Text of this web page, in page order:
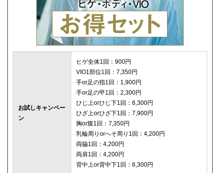
お試しキャンペー
ン
ヒゲ全体1回：900円
VIO1部位1回：7,350円
手or足の指1回：1,900円
手or足の甲1回：2,300円
ひじ上orひじ下1回：6,300円
ひざ上orひざ下1回：7,900円
胸or腹1回：7,350円
乳輪周りorへそ周り1回：4,200円
両脇1回：4,200円
両肩1回：4,200円
背中上or背中下1回：6,300円